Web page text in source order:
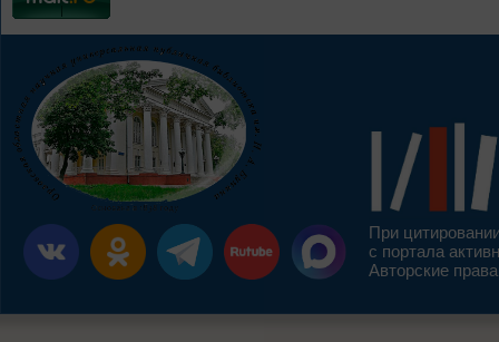
При
с портала
Авторские